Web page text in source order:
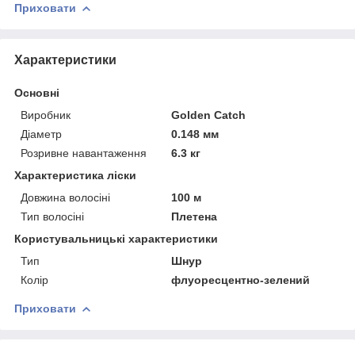
Приховати
Характеристики
Основні
Виробник
Golden Catch
Діаметр
0.148 мм
Розривне навантаження
6.3 кг
Характеристика ліски
Довжина волосіні
100 м
Тип волосіні
Плетена
Користувальницькі характеристики
Тип
Шнур
Колір
флуоресцентно-зелений
Приховати